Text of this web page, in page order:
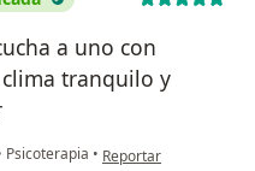
a uno con
tranquilo y
Psicoterapia • en opinión del usuario
Reportar